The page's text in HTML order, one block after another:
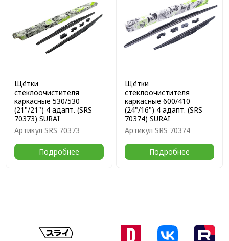
Щётки
стеклоочистителя
каркасные 530/530
(21"/21") 4 адапт. (SRS
70373) SURAI
Артикул SRS 70373
Подробнее
Щётки
стеклоочистителя
каркасные 600/410
(24"/16") 4 адапт. (SRS
70374) SURAI
Артикул SRS 70374
Подробнее